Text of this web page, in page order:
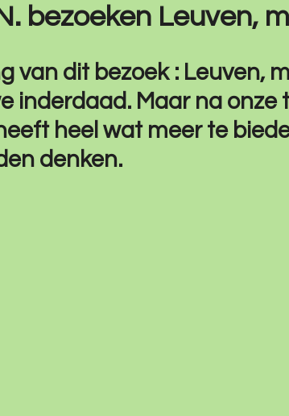
bezoeken Leuven,
van dit bezoek : Leuven,
inderdaad. Maar na onze
heel wat meer te
denken.